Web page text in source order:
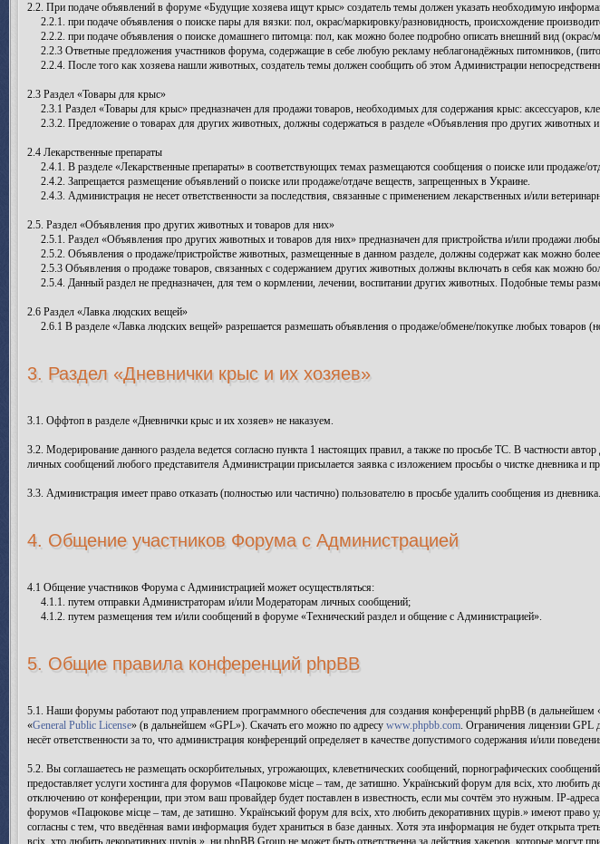
2.2. При подаче объявлений в форуме «Будущие хозяева ищут крыс» создатель темы должен указать необходимую
2.2.1. при подаче объявления о поиске пары для вязки: пол, окрас/маркировку/разновидность, происхождение
2.2.2. при подаче объявления о поиске домашнего питомца: пол, как можно более подробно описать внешний вид
2.2.3 Ответные предложения участников форума, содержащие в себе любую рекламу неблагонадёжных питомников,
2.2.4. После того как хозяева нашли животных, создатель темы должен сообщить об этом Администрации
2.3 Раздел «Товары для крыс»
2.3.1 Раздел «Товары для крыс» предназначен для продажи товаров, необходимых для содержания крыс: аксессуаров,
2.3.2. Предложение о товарах для других животных, должны содержаться в разделе «Объявления про других животных
2.4 Лекарственные препараты
2.4.1. В разделе «Лекарственные препараты» в соответствующих темах размещаются сообщения о поиске или продаже/
2.4.2. Запрещается размещение объявлений о поиске или продаже/отдаче веществ, запрещенных в Украине.
2.4.3. Администрация не несет ответственности за последствия, связанные с применением лекарственных и/или
2.5. Раздел «Объявления про других животных и товаров для них»
2.5.1. Раздел «Объявления про других животных и товаров для них» предназначен для пристройства и/или продажи
2.5.2. Объявления о продаже/пристройстве животных, размещенные в данном разделе, должны содержат как можно
2.5.3 Объявления о продаже товаров, связанных с содержанием других животных должны включать в себя как можно
2.5.4. Данный раздел не предназначен, для тем о кормлении, лечении, воспитании других животных. Подобные темы
2.6 Раздел «Лавка людских вещей»
2.6.1 В разделе «Лавка людских вещей» разрешается размешать объявления о продаже/обмене/покупке любых товаров
3. Раздел «Дневнички крыс и их хозяев»
3.1. Оффтоп в разделе «Дневнички крыс и их хозяев» не наказуем.
3.2. Модерирование данного раздела ведется согласно пункта 1 настоящих правил, а также по просьбе ТС. В частности
личных сообщений любого представителя Администрации присылается заявка с изложением просьбы о чистке дневника
3.3. Администрация имеет право отказать (полностью или частично) пользователю в просьбе удалить сообщения из дневника.
4. Общение участников Форума с Администрацией
4.1 Общение участников Форума с Администрацией может осуществляться:
4.1.1. путем отправки Администраторам и/или Модераторам личных сообщений;
4.1.2. путем размещения тем и/или сообщений в форуме «Технический раздел и общение с Администрацией».
5. Общие правила конференций phpBB
5.1. Наши форумы работают под управлением программного обеспечения для создания конференций phpBB (в
«General Public License» (в дальнейшем «GPL»). Скачать его можно по адресу www.phpbb.com. Ограничения лицензии GPL
несёт ответственности за то, что администрация конференций определяет в качестве допустимого содержания и/или
5.2. Вы соглашаетесь не размещать оскорбительных, угрожающих, клеветнических сообщений, порнографических
предоставляет услуги хостинга для форумов «Пацюкове місце – там, де затишно. Український форум для всіх, хто
отключению от конференции, при этом ваш провайдер будет поставлен в известность, если мы сочтём это нужным. IP-
форумов «Пацюкове місце – там, де затишно. Український форум для всіх, хто любить декоративних щурів.» имеют
согласны с тем, что введённая вами информация будет храниться в базе данных. Хотя эта информация не будет открыта
всіх, хто любить декоративних щурів.», ни phpBB Group не может быть ответственна за действия хакеров, которые могут